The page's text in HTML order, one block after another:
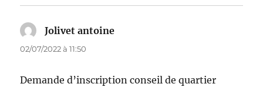
Jolivet antoine
02/07/2022 à 11:50
Demande d’inscription conseil de quartier